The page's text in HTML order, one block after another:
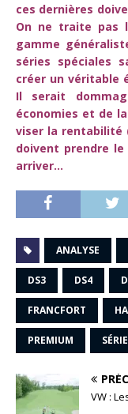
ces dernières
On ne traite pas
gamme
séries spéciales
créer un véritable
Il serait
économies et de
viser la rentabilité
doivent prendre
arriver…
ANALYSE
DS3 DS4
FRANCFORT
PREMIUM SÉRIE
VW :